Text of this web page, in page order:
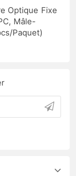
Optique Fixe
Mâle-
Paquet)